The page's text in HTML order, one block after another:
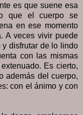
es que suene esa
que el cuerpo se
en ese momento
A veces vivir puede
y disfrutar de lo lindo
con las mismas
Es cierto,
además del cuerpo,
con el ánimo y con